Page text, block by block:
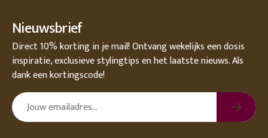
Nieuwsbrief
Direct 10% korting in je mail! Ontvang wekelijks een dosis
inspiratie, exclusieve stylingtips en het laatste nieuws. Als
dank een kortingscode!